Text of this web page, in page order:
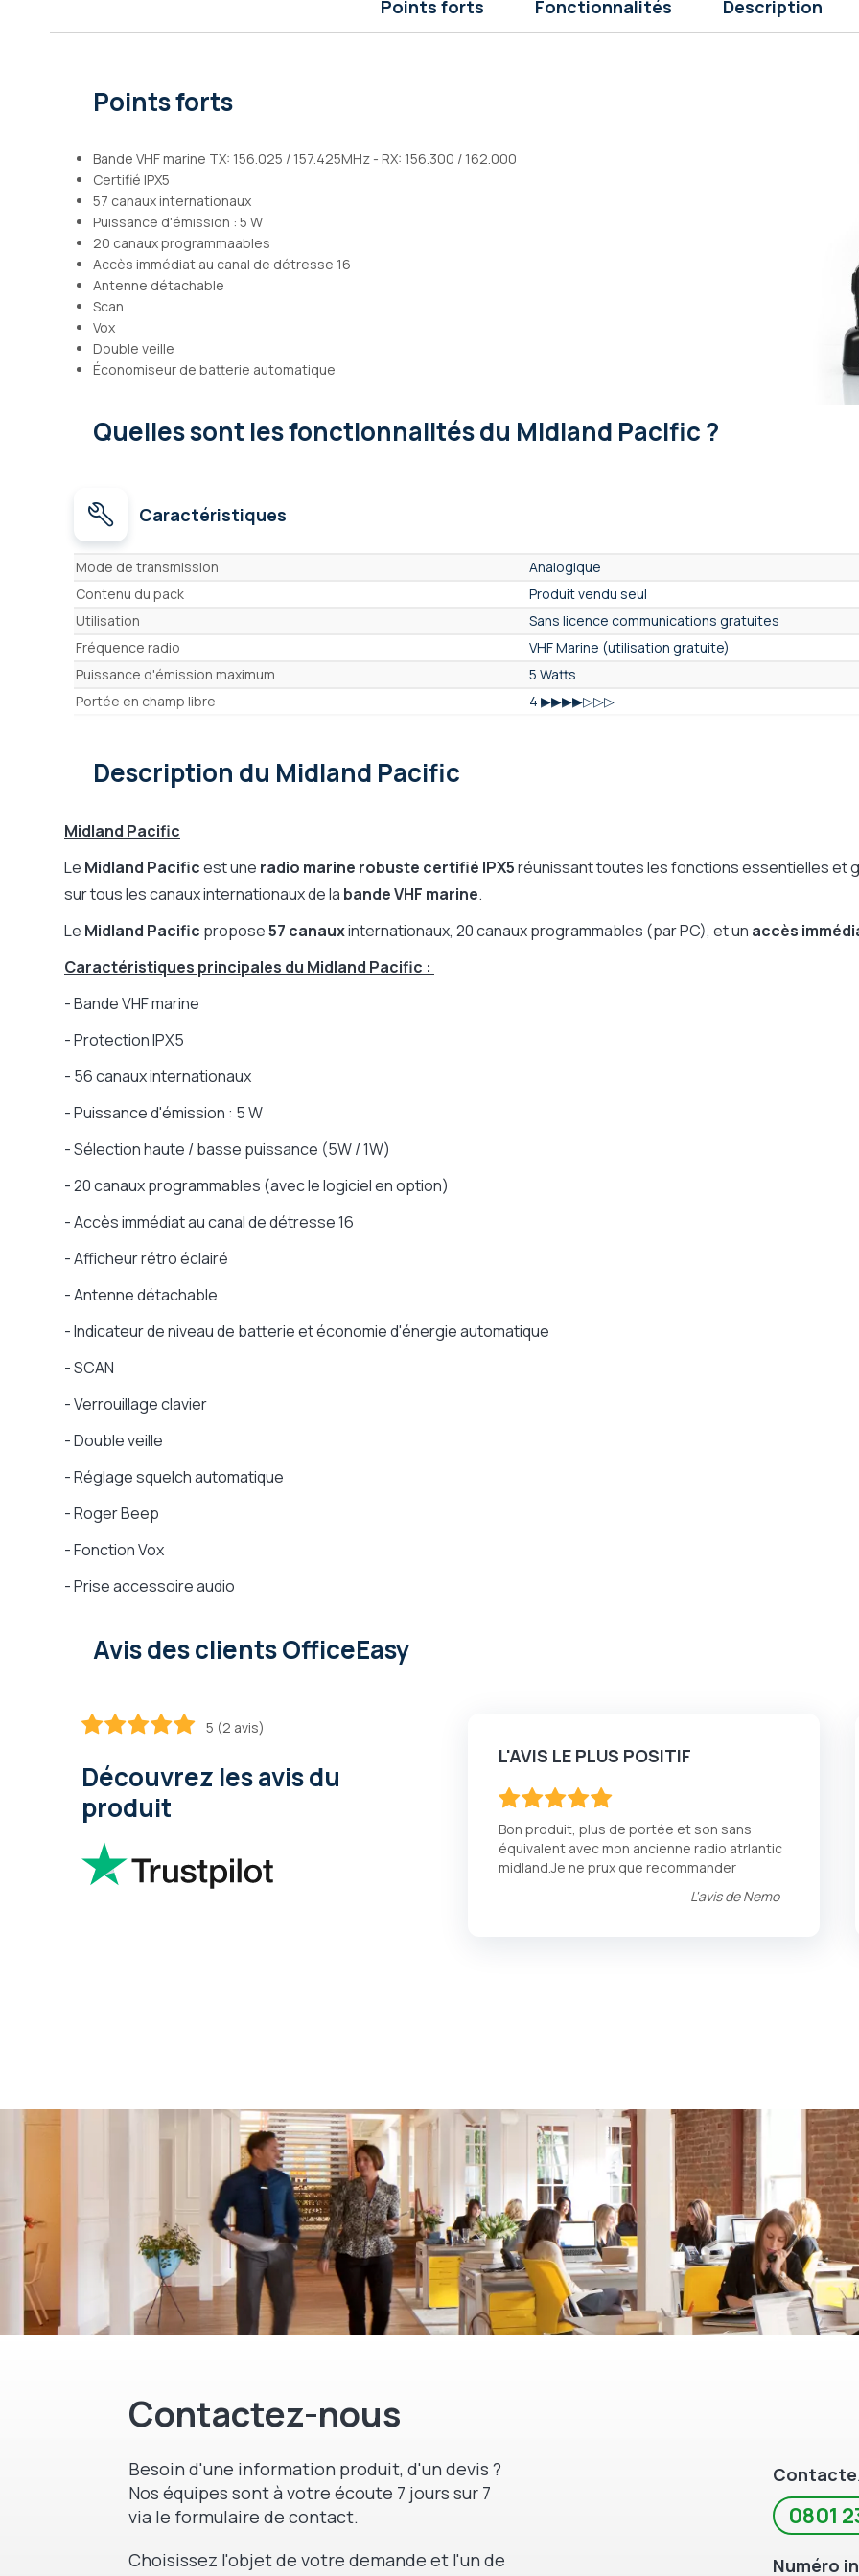
d’images
Points forts Fonctionnalités Description
Points forts
Bande VHF marine TX: 156.025 / 157.425MHz - RX: 156.300 / 162.000
Certifié IPX5
57 canaux internationaux
Puissance d'émission : 5 W
20 canaux programmaables
Accès immédiat au canal de détresse 16
Antenne détachable
Scan
Vox
Double veille
Économiseur de batterie automatique
Quelles sont les fonctionnalitésdu Midland Pacific ?
Caractéristiques
Caractéristiques
Mode de transmission
Analogique
Contenu du pack
Produit vendu seul
Utilisation
Sans licence communications gratuites
Fréquence radio
VHF Marine (utilisation gratuite)
Puissance d'émission maximum
5 Watts
Portée en champ libre
4 ▶▶▶▶▷▷▷
Fonction VOX (mains-libres)
Ecoute simultanée de 2 canaux (Dual Watch)
Squelch automatique
Oui
Vibreur
Prise pour accessoire audio
Oui
Indice de protection IP
Norme militaire MIL-STD-810
Equipement étanche
Chargeur
Kit oreillettes inclus
Economiseur de batterie automatique
PTI (détection de chute)
Description du Midland Pacific
Midland Pacific
Le Midland Pacificest une radio marine robuste certifié IPX5réunissant toutes les fonctions essentielles et
sur tous les canaux internationaux de la bande VHF marine.
Le Midland Pacific propose57 canauxinternationaux, 20 canaux programmables (par PC), et un accès
Caractéristiques principales du Midland Pacific :
- Bande VHF marine
- Protection IPX5
- 56 canaux internationaux
- Puissance d'émission : 5 W
- Sélection haute / basse puissance (5W / 1W)
- 20 canaux programmables (avec le logiciel en option)
- Accès immédiat au canal de détresse 16
- Afficheur rétro éclairé
- Antenne détachable
- Indicateur de niveau de batterie et économie d'énergie automatique
- SCAN
- Verrouillage clavier
- Double veille
- Réglage squelch automatique
- Roger Beep
- Fonction Vox
- Prise accessoire audio
Avis des clients OfficeEasy
5 (2 avis)
Découvrez les avis du
produit
L'AVIS LE PLUS POSITIF
Bon produit, plus de portée et son sans
équivalent avec mon ancienne radio atrlantic
midland.Je ne prux que recommander
L'avis deNemo
Contactez-nous
Besoin d'une information produit, d'un devis ?
Nos équipes sont à votre écoute 7 jours sur 7
via le formulaire de contact.
Choisissez l'objet de votre demande et l'un de
0801
Numéro